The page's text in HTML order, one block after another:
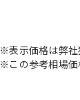
※表示価格は弊社
※この参考相場価